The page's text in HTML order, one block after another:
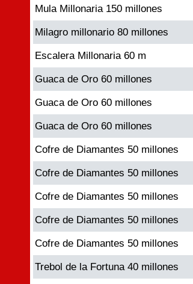
Mula Millonaria 150 millones
Milagro millonario 80 millones
Escalera Millonaria 60 m
Guaca de Oro 60 millones
Guaca de Oro 60 millones
Guaca de Oro 60 millones
Cofre de Diamantes 50 millones
Cofre de Diamantes 50 millones
Cofre de Diamantes 50 millones
Cofre de Diamantes 50 millones
Cofre de Diamantes 50 millones
Trebol de la Fortuna 40 millones